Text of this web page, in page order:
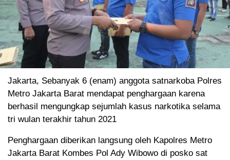
Jakarta, Sebanyak 6 (enam) anggota satnarkoba Polres
Metro Jakarta Barat mendapat penghargaan karena
berhasil mengungkap sejumlah kasus narkotika selama
tri wulan terakhir tahun 2021
Penghargaan diberikan langsung oleh Kapolres Metro
Jakarta Barat Kombes Pol Ady Wibowo di posko sat